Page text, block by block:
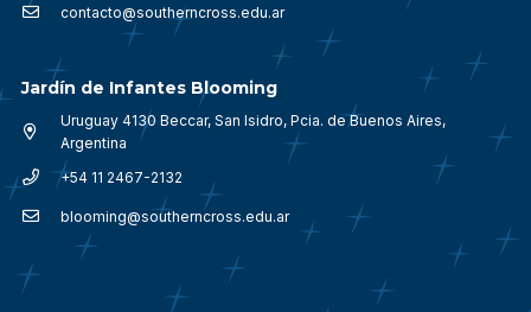
contacto@southerncross.edu.ar
Jardín de Infantes Blooming
Uruguay 4130 Beccar, San Isidro, Pcia. de Buenos Aires,
Argentina
+54 11 2467-2132
blooming@southerncross.edu.ar